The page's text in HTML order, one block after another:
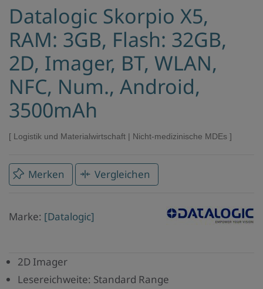
Datalogic Skorpio X5,
RAM: 3GB, Flash: 32GB,
2D, Imager, BT, WLAN,
NFC, Num., Android,
3500mAh
Logistik und Materialwirtschaft | Nicht-medizinische MDEs
Merken Vergleichen
Marke: [Datalogic]
Datalogic
2D Imager
Lesereichweite: Standard Range